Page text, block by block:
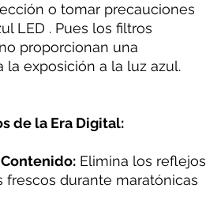
o tomar precauciones
LED . Pues los filtros
proporcionan una
exposición a la luz azul.
de la Era Digital:
Elimina los reflejos
durante maratónicas